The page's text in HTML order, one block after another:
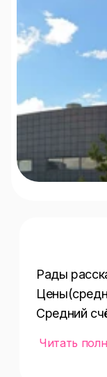
Рады
Средний
Читать